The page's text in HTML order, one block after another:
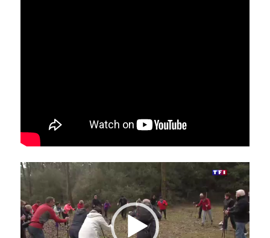
Lecteur
vidéo